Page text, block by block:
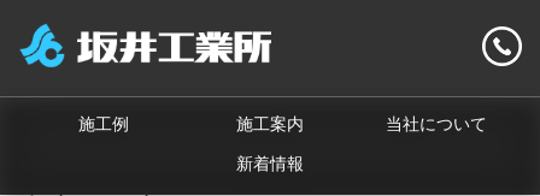
施工例 施工案内 当社について
新着情報